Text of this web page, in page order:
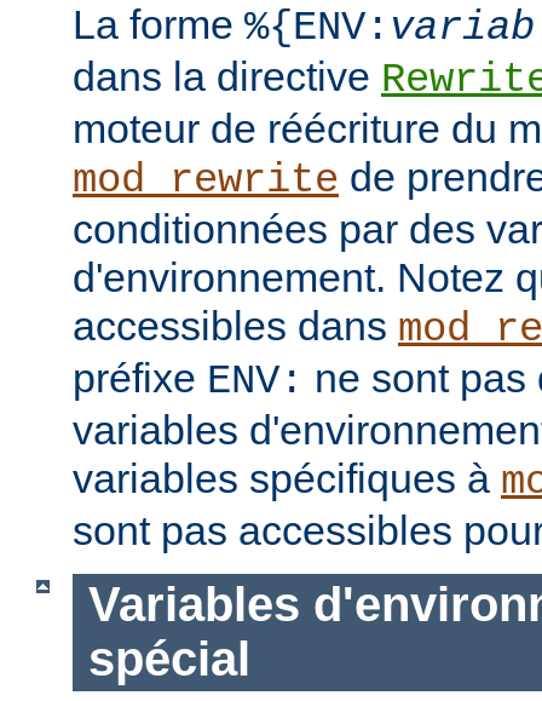
La forme %{ENV:
dans la directive
moteur de réécriture du
mod_rewrite de
conditionnées par des
d'environnement. Notez
accessibles dans
préfixe ENV: ne sont pas
variables
variables spécifiques à
sont pas accessibles
Variables
spécial